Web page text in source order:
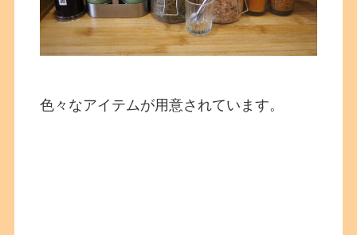
色々なアイテムが用意されています。